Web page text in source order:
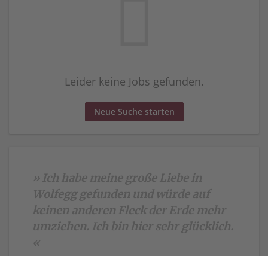
Leider keine Jobs gefunden.
Neue Suche starten
» Ich habe meine große Liebe in
Wolfegg gefunden und würde auf
keinen anderen Fleck der Erde mehr
umziehen. Ich bin hier sehr glücklich.
«